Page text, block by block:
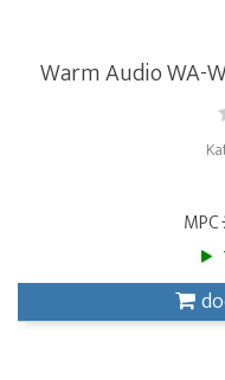
Warm Audio WA-
MPC